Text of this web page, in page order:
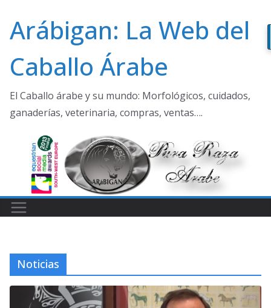
contenido
Arábigan: La Web del
Caballo Árabe
El Caballo árabe y su mundo: Morfológicos, cuidados,
ganaderías, veterinaria, compras, ventas….
Noticias